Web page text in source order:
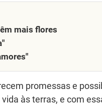
mais flores
promessas e
às terras, e com